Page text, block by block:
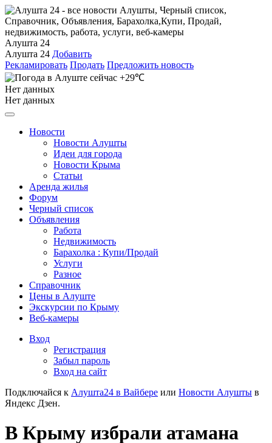
Алушта 24
Алушта 24 Добавить
Рекламировать Продать Предложить новость
+29℃
Нет данных
Нет данных
Новости
Новости Алушты
Идеи для города
Новости Крыма
Статьи
Аренда жилья
Форум
Черный список
Объявления
Работа
Недвижимость
Барахолка : Купи/Продай
Услуги
Разное
Справочник
Цены в Алуште
Экскурсии по Крыму
Веб-камеры
Вход
Регистрация
Забыл пароль
Вход на сайт
Подключайся к Алушта24 в Вайбере или Новости Алушты в
Яндекс Дзен.
В Крыму избрали атамана